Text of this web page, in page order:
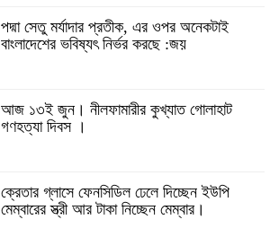
পদ্মা সেতু মর্যাদার প্রতীক, এর ওপর অনেকটাই
বাংলাদেশের ভবিষ্যৎ নির্ভর করছে :জয়
আজ ১৩ই জুন। নীলফামারীর কুখ্যাত গোলাহাট
গণহত্যা দিবস ।
ক্রেতার গ্লাসে ফেনসিডিল ঢেলে দিচ্ছেন ইউপি
মেম্বারের স্ত্রী আর টাকা নিচ্ছেন মেম্বার।